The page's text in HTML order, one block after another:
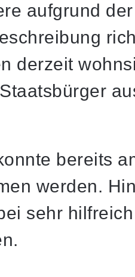
aufgrund
derzeit
bereits
werden.
sehr